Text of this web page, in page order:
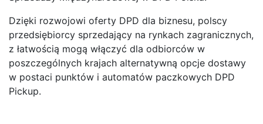
Dzięki rozwojowi oferty DPD dla biznesu, polscy
przedsiębiorcy sprzedający na rynkach zagranicznych,
z łatwością mogą włączyć dla odbiorców w
poszczególnych krajach alternatywną opcje dostawy
w postaci punktów i automatów paczkowych DPD
Pickup.